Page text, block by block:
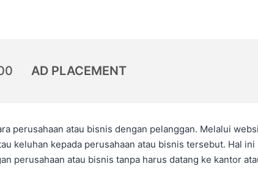
AD PLACEMENT
perusahaan atau bisnis dengan pelanggan. Melalui
keluhan kepada perusahaan atau bisnis tersebut. Hal ini
perusahaan atau bisnis tanpa harus datang ke kantor